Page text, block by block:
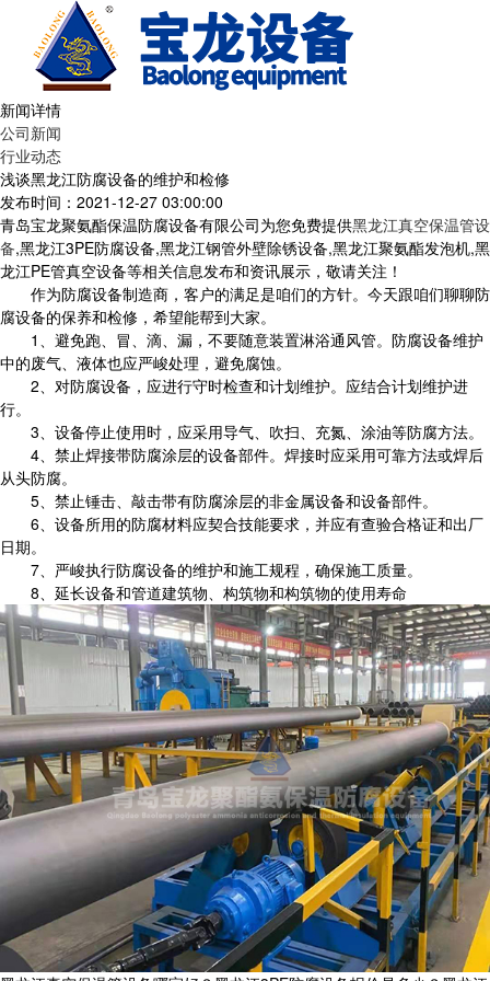
新闻详情
公司新闻
行业动态
浅谈黑龙江防腐设备的维护和检修
发布时间：2021-12-27 03:00:00
青岛宝龙聚氨酯保温防腐设备有限公司为您免费提供黑龙江真空保温管设
备,黑龙江3PE防腐设备,黑龙江钢管外壁除锈设备,黑龙江聚氨酯发泡机,黑
龙江PE管真空设备等相关信息发布和资讯展示，敬请关注！
作为防腐设备制造商，客户的满足是咱们的方针。今天跟咱们聊聊防
腐设备的保养和检修，希望能帮到大家。
1、避免跑、冒、滴、漏，不要随意装置淋浴通风管。防腐设备维护
中的废气、液体也应严峻处理，避免腐蚀。
2、对防腐设备，应进行守时检查和计划维护。应结合计划维护进
行。
3、设备停止使用时，应采用导气、吹扫、充氮、涂油等防腐方法。
4、禁止焊接带防腐涂层的设备部件。焊接时应采用可靠方法或焊后
从头防腐。
5、禁止锤击、敲击带有防腐涂层的非金属设备和设备部件。
6、设备所用的防腐材料应契合技能要求，并应有查验合格证和出厂
日期。
7、严峻执行防腐设备的维护和施工规程，确保施工质量。
8、延长设备和管道建筑物、构筑物和构筑物的使用寿命